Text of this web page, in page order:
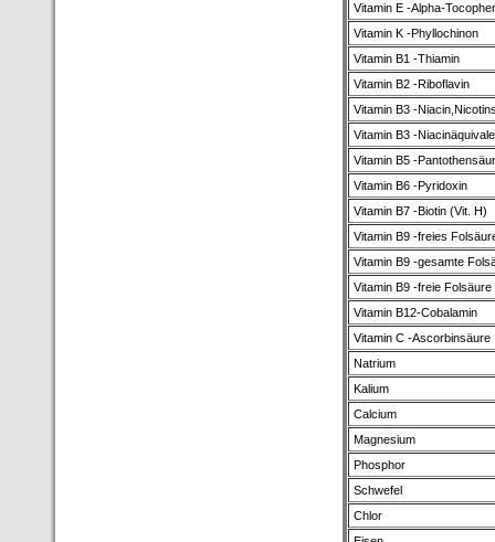
Vitamin E -Alpha-
Vitamin K -Phyllochinon
Vitamin B1 -Thiamin
Vitamin B2 -Riboflavin
Vitamin B3 -
Vitamin B3 -
Vitamin B5 -
Vitamin B6 -Pyridoxin
Vitamin B7 -Biotin (Vit. H)
Vitamin B9 -freies
Vitamin B9 -gesamte
Vitamin B9 -freie Folsäure
Vitamin B12-Cobalamin
Vitamin C -Ascorbinsäure
Natrium
Kalium
Calcium
Magnesium
Phosphor
Schwefel
Chlor